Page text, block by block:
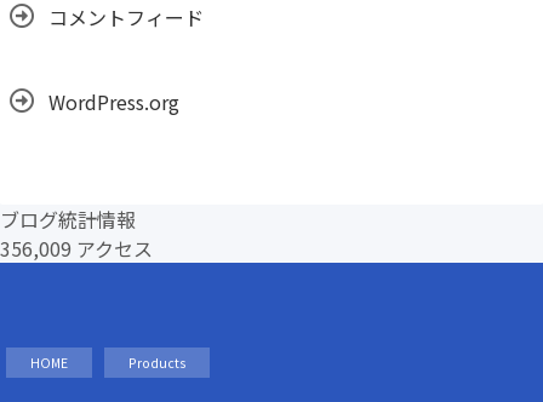
コメントフィード
WordPress.org
ブログ統計情報
356,009 アクセス
HOME Products